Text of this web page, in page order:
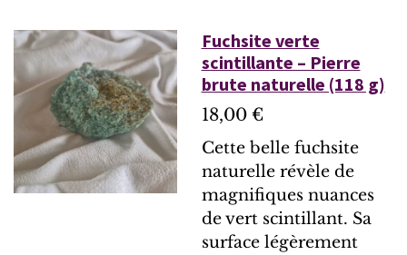
Fuchsite verte
scintillante – Pierre
brute naturelle (118 g)
18,00 €
Cette belle fuchsite
naturelle révèle de
magnifiques nuances
de vert scintillant. Sa
surface légèrement